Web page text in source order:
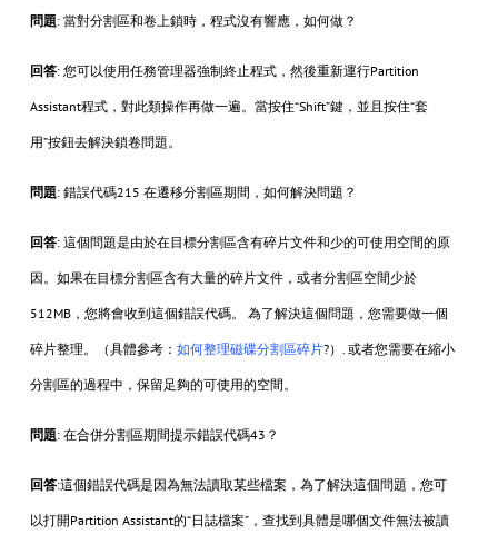
問題: 當對分割區和卷上鎖時，程式沒有響應，如何做？
回答: 您可以使用任務管理器強制終止程式，然後重新運行Partition
Assistant程式，對此類操作再做一遍。當按住“Shift”鍵，並且按住“套
用”按鈕去解決鎖卷問題。
問題: 錯誤代碼215 在遷移分割區期間，如何解決問題？
回答: 這個問題是由於在目標分割區含有碎片文件和少的可使用空間的原
因。如果在目標分割區含有大量的碎片文件，或者分割區空間少於
512MB，您將會收到這個錯誤代碼。 為了解決這個問題，您需要做一個
碎片整理。（具體參考： 如何整理磁碟分割區碎片?）. 或者您需要在縮小
分割區的過程中，保留足夠的可使用的空間。
問題: 在合併分割區期間提示錯誤代碼43？
回答:這個錯誤代碼是因為無法讀取某些檔案，為了解決這個問題，您可
以打開Partition Assistant的“日誌檔案”，查找到具體是哪個文件無法被讀